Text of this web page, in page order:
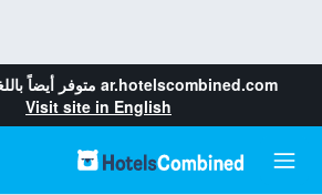
ar.hotelscombined.com متوفر أيضاً
Visit site in English